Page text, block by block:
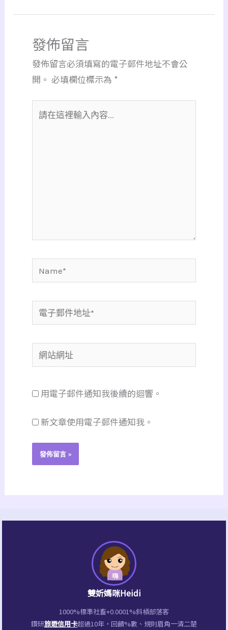
發佈留言
發佈留言必須填寫的電子郵件地址不會公
開。 必填欄位標示為 *
在
Name*
電
子
件
地
網
站
址 用電子郵件通知我後續的迴響。
新文章使用電子郵件通知我。
雙妡媽咪Heidi
1000%標準社畜+0.0001%斜槓部落客
鑽研旅遊信用卡超過10年，回饋%數、規則眉角一清二楚